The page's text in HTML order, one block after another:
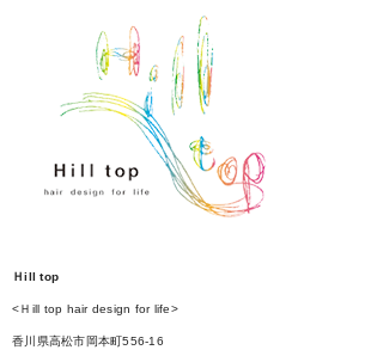
Ｈill top
<Ｈill top hair design for life>
香川県高松市岡本町556-16